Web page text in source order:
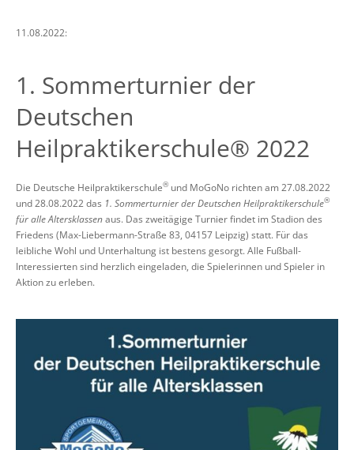
11.08.2022:
1. Sommerturnier der
Deutschen
Heilpraktikerschule® 2022
Die Deutsche Heilpraktikerschule® und MoGoNo richten am 27.08.2022
und 28.08.2022 das 1. Sommerturnier der Deutschen Heilpraktikerschule®
für alle Altersklassenaus. Das zweitägige Turnier findet im Stadion des
Friedens (Max-Liebermann-Straße 83, 04157 Leipzig) statt. Für das
leibliche Wohl und Unterhaltung ist bestens gesorgt. Alle Fußball-
Interessierten sind herzlich eingeladen, die Spielerinnen und Spieler in
Aktion zu erleben.